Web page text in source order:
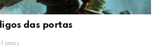
das portas
anos